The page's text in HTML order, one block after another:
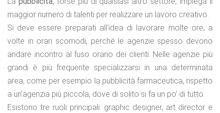
maggior numero di talenti per realizzare un lavoro creativo.
Si deve essere preparati all'idea di lavorare molte ore, a
volte in orari scomodi, perché le agenzie spesso devono
andare incontro al fuso orario dei clienti. Nelle agenzie più
grandi è più frequente specializzarsi in una determinata
area, come per esempio la pubblicità farmaceutica, rispetto
a un'agenzia più piccola, dove di solito si fa un po' di tutto.
Esistono tre ruoli principali: graphic designer, art director e